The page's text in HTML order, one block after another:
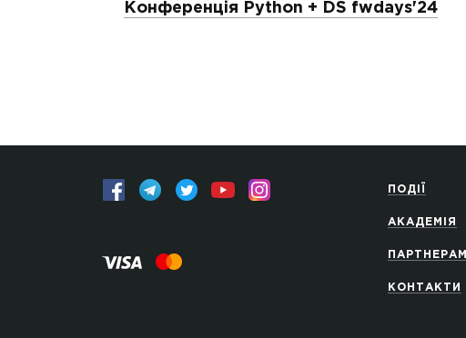
Конференція Python + DS fwdays'24
ПОДІЇ
АКАДЕМІЯ
ПАРТНЕРАМ
КОНТАКТИ